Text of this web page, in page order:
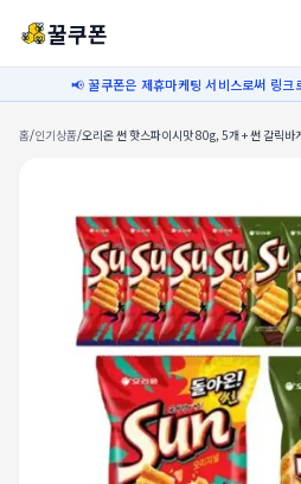
꿀쿠폰
📢 꿀쿠폰은 제휴마케팅 서비스로써 링
홈/인기상품/오리온 썬 핫스파이시맛 80g, 5개 + 썬 갈릭바